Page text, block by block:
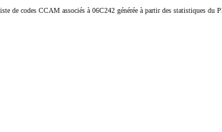
de codes CCAM associés à 06C242 générée à partir des statistiques du